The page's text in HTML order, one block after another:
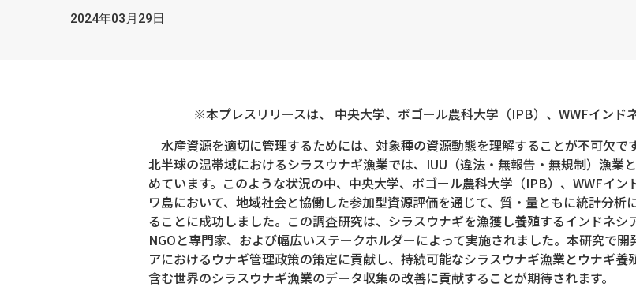
2024年03月29日
※本プレスリリースは、 中央大学、ボゴール農科大学（IPB）、WWFインド
水産資源を適切に管理するためには、対象種の資源動態を理解することが不可欠で
北半球の温帯域におけるシラスウナギ漁業では、IUU（違法・無報告・無規制）漁業
めています。このような状況の中、中央大学、ボゴール農科大学（IPB）、WWFイン
ワ島において、地域社会と協働した参加型資源評価を通じて、質・量ともに統計分
ることに成功しました。この調査研究は、シラスウナギを漁獲し養殖するインドネ
NGOと専門家、および幅広いステークホルダーによって実施されました。本研究で
アにおけるウナギ管理政策の策定に貢献し、持続可能なシラスウナギ漁業とウナギ
含む世界のシラスウナギ漁業のデータ収集の改善に貢献することが期待されます。